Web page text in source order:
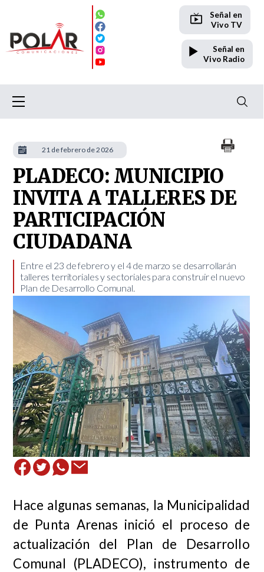
Señal en
Vivo TV
Señal en
Vivo Radio
PLADECO: MUNICIPIO
INVITA A TALLERES DE
PARTICIPACIÓN
CIUDADANA
Entre el 23 de febrero y el 4 de marzo se desarrollarán
talleres territoriales y sectoriales para construir el nuevo
Plan de Desarrollo Comunal. ​
Hace algunas semanas, la Municipalidad
de Punta Arenas inició el proceso de
actualización del Plan de Desarrollo
Comunal (PLADECO), instrumento de
21 de febrero de 2026